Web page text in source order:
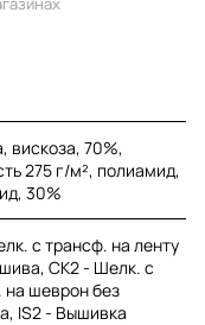
вискоза, 70%,
275 г/м², полиамид,
30%
с трансф. на ленту
CK2 - Шелк. с
на шеврон без
IS2 - Вышивка